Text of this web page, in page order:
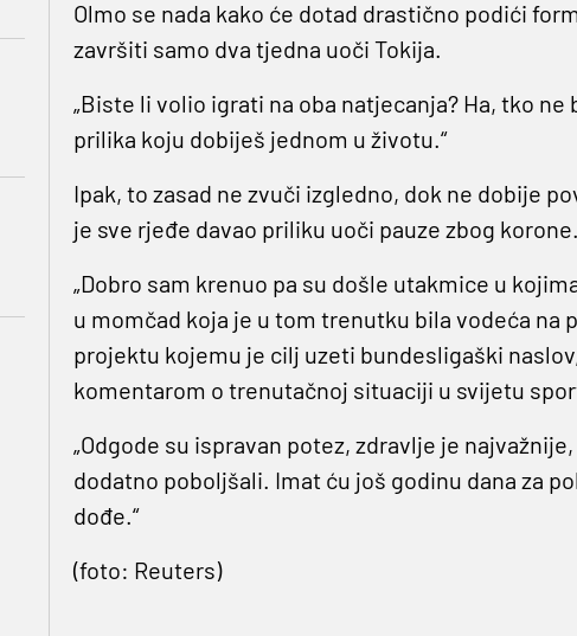
Olmo se nada kako će dotad drastično podići
završiti samo dva tjedna uoči Tokija.
„Biste li volio igrati na oba natjecanja? Ha, tko
prilika koju dobiješ jednom u životu.“
Ipak, to zasad ne zvuči izgledno, dok ne dobije
je sve rjeđe davao priliku uoči pauze zbog
„Dobro sam krenuo pa su došle utakmice u
u momčad koja je u tom trenutku bila vodeća
projektu kojemu je cilj uzeti bundesligaški
komentarom o trenutačnoj situaciji u svijetu
„Odgode su ispravan potez, zdravlje je
dodatno poboljšali. Imat ću još godinu dana za
dođe.“
(foto: Reuters)